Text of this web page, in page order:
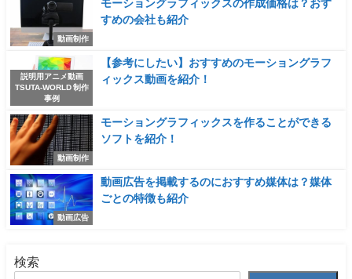
動画制作
モーショングラフィックスの作成価格は？おす
すめの会社も紹介
説明用アニメ動画
TSUTA-WORLD 制作
事例
【参考にしたい】おすすめのモーショングラフ
ィックス動画を紹介！
動画制作
モーショングラフィックスを作ることができる
ソフトを紹介！
動画広告
動画広告を掲載するのにおすすめ媒体は？媒体
ごとの特徴も紹介
検索